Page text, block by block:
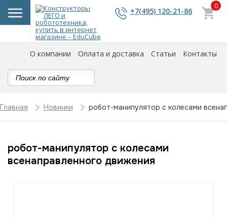
+7(495) 120-21-86
0
О компании Оплата и доставка Статьи Контакты
Главная Новинки робот-манипулятор с колесами
робот-манипулятор с колесами
всенаправленного движения